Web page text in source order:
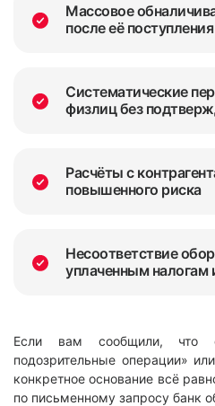
Массовое
после её поступления
Систематические
физлиц без
Расчёты с
повышенного риска
Несоответствие
уплаченным налогам
Если вам сообщили, что
подозрительные операции»
конкретное основание всё
по письменному запросу банк